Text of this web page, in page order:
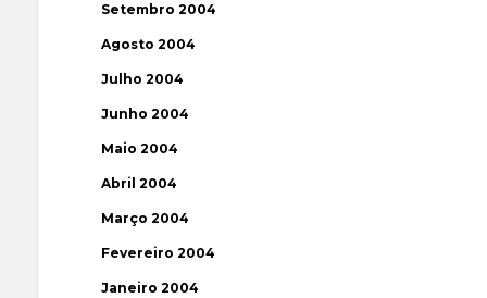
Setembro 2004
Agosto 2004
Julho 2004
Junho 2004
Maio 2004
Abril 2004
Março 2004
Fevereiro 2004
Janeiro 2004